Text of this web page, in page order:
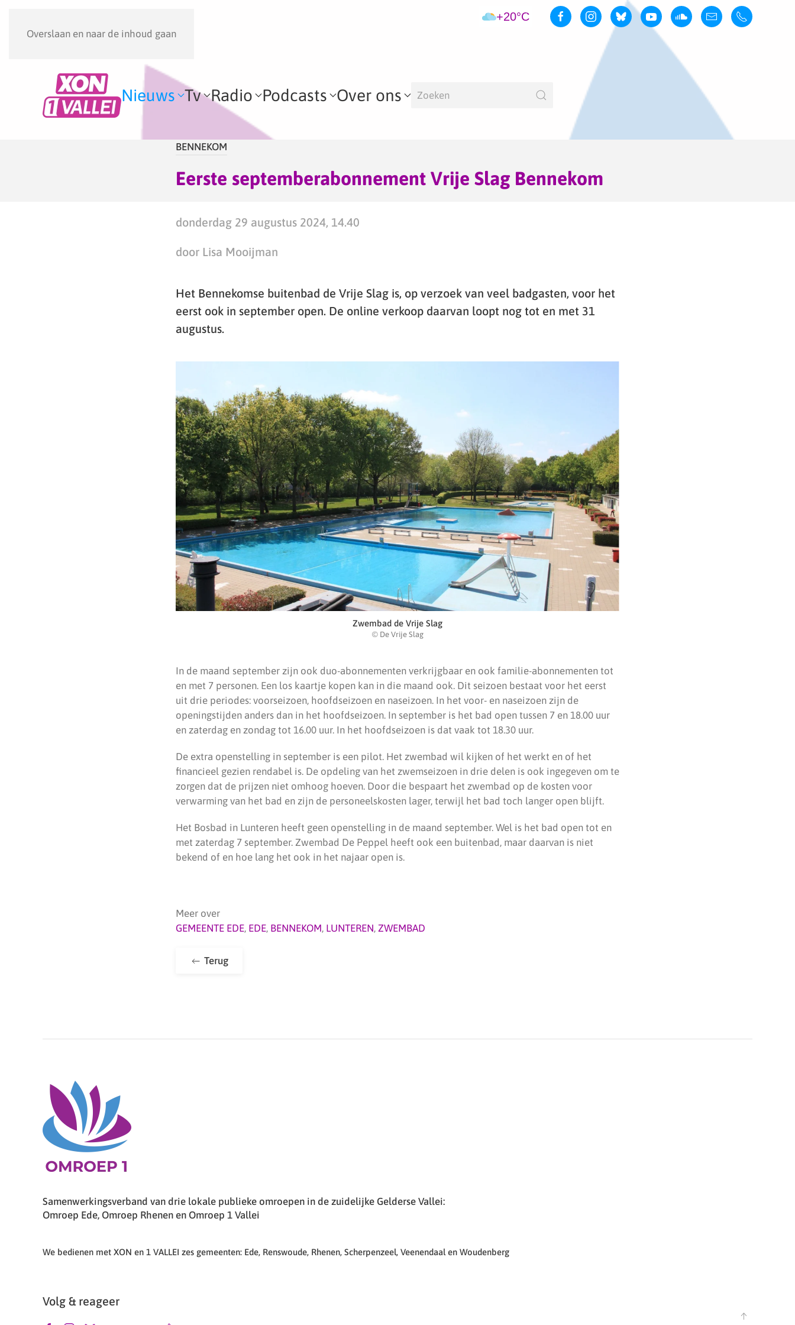
Overslaan en naar de inhoud gaan
+20°C
Nieuws Tv Radio Podcasts Over ons
BENNEKOM
Eerste septemberabonnement Vrije Slag Bennekom
donderdag 29 augustus 2024, 14.40
door Lisa Mooijman
Het Bennekomse buitenbad de Vrije Slag is, op verzoek van veel badgasten, voor het
eerst ook in september open. De online verkoop daarvan loopt nog tot en met 31
augustus.
Zwembad de Vrije Slag
© De Vrije Slag
In de maand september zijn ook duo-abonnementen verkrijgbaar en ook familie-abonnementen tot
en met 7 personen. Een los kaartje kopen kan in die maand ook. Dit seizoen bestaat voor het eerst
uit drie periodes: voorseizoen, hoofdseizoen en naseizoen. In het voor- en naseizoen zijn de
openingstijden anders dan in het hoofdseizoen. In september is het bad open tussen 7 en 18.00 uur
en zaterdag en zondag tot 16.00 uur. In het hoofdseizoen is dat vaak tot 18.30 uur.
De extra openstelling in september is een pilot. Het zwembad wil kijken of het werkt en of het
financieel gezien rendabel is. De opdeling van het zwemseizoen in drie delen is ook ingegeven om te
zorgen dat de prijzen niet omhoog hoeven. Door die bespaart het zwembad op de kosten voor
verwarming van het bad en zijn de personeelskosten lager, terwijl het bad toch langer open blijft.
Het Bosbad in Lunteren heeft geen openstelling in de maand september. Wel is het bad open tot en
met zaterdag 7 september. Zwembad De Peppel heeft ook een buitenbad, maar daarvan is niet
bekend of en hoe lang het ook in het najaar open is.
Meer over
GEMEENTE EDE, EDE, BENNEKOM, LUNTEREN, ZWEMBAD
Terug
Samenwerkingsverband van drie lokale publieke omroepen in de zuidelijke Gelderse Vallei:
Omroep Ede, Omroep Rhenen en Omroep 1 Vallei
We bedienen met XON en 1 VALLEI zes gemeenten: Ede, Renswoude, Rhenen, Scherpenzeel, Veenendaal en Woudenberg
Volg & reageer